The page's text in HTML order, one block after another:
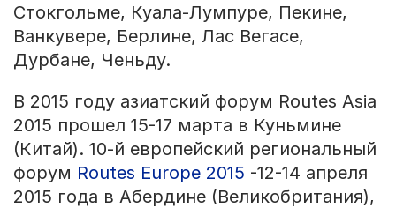
Стокгольме, Куала-Лумпуре, Пекине,
Ванкувере, Берлине, Лас Вегасе,
Дурбане, Ченьду.
В 2015 году азиатский форум Routes Asia
2015 прошел 15-17 марта в Куньмине
(Китай). 10-й европейский региональный
форум Routes Europe 2015 -12-14 апреля
2015 года в Абердине (Великобритания),